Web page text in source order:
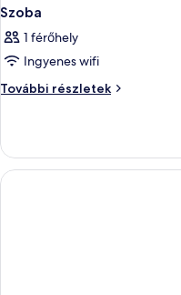
Oct'25
további
Szoba
1 férőhely
Ingyenes wifi
További részletek
Szoba